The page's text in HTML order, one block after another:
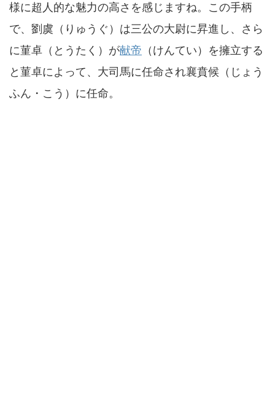
様に超人的な魅力の高さを感じますね。この手柄
で、劉虞（りゅうぐ）は三公の大尉に昇進し、さら
に菫卓（とうたく）が献帝 （けんてい）を擁立する
と菫卓によって、大司馬に任命され襄賁候（じょう
ふん・こう）に任命。